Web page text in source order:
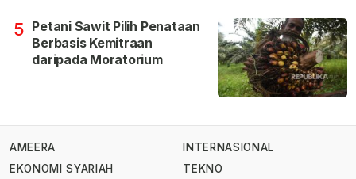
5 Petani Sawit Pilih Penataan
Berbasis Kemitraan
daripada Moratorium
AMEERA
EKONOMI SYARIAH
INTERNASIONAL
TEKNO